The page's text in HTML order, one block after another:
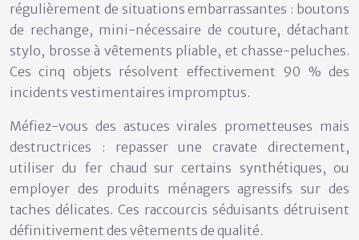
régulièrement de situations embarrassantes : boutons
de rechange, mini-nécessaire de couture, détachant
stylo, brosse à vêtements pliable, et chasse-peluches.
Ces cinq objets résolvent effectivement 90 % des
incidents vestimentaires impromptus.
Méfiez-vous des astuces virales prometteuses mais
destructrices : repasser une cravate directement,
utiliser du fer chaud sur certains synthétiques, ou
employer des produits ménagers agressifs sur des
taches délicates. Ces raccourcis séduisants détruisent
définitivement des vêtements de qualité.